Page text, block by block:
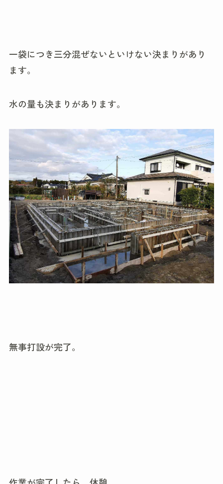
一袋につき三分混ぜないといけない決まりがあり
ます。
水の量も決まりがあります。
無事打設が完了。